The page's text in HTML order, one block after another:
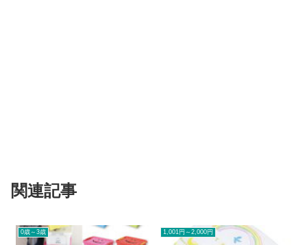
関連記事
0歳～3歳 1,001円～2,000円